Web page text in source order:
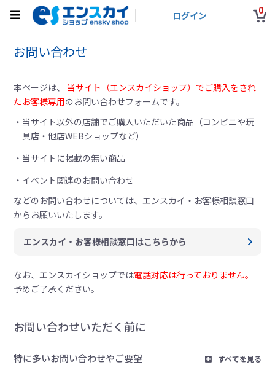
ログイン 0
お問い合わせ
本ページは、 当サイト（エンスカイショップ）でご購入をされ
たお客様専用のお問い合わせフォームです。
当サイト以外の店舗でご購入いただいた商品（コンビニや玩
具店・他店WEBショップなど）
当サイトに掲載の無い商品
イベント関連のお問い合わせ
などのお問い合わせについては、エンスカイ・お客様相談窓口
からお願いいたします。
エンスカイ・お客様相談窓口はこちらから
なお、エンスカイショップでは電話対応は行っておりません。
予めご了承ください。
お問い合わせいただく前に
特に多いお問い合わせやご要望 すべてを見る